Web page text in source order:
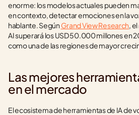
enorme: los modelos actuales pueden
en contexto, detectar emociones en la
hablante. Según Grand View Research,
AI superará los USD 50.000 millones en
como una de las regiones de mayor
Las mejores
en el mercado
El ecosistema de herramientas de IA de